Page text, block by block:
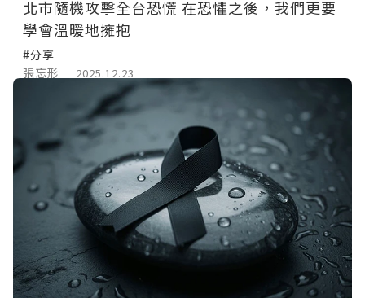
北市隨機攻擊全台恐慌 在恐懼之後，我們更要
學會溫暖地擁抱
#分享
張忘形
2025.12.23